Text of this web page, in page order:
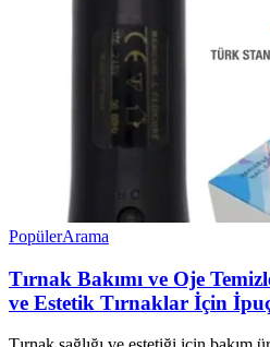
PopülerArama
Tırnak Bakımı ve Oje
ve Estetik Tırnaklar İçin